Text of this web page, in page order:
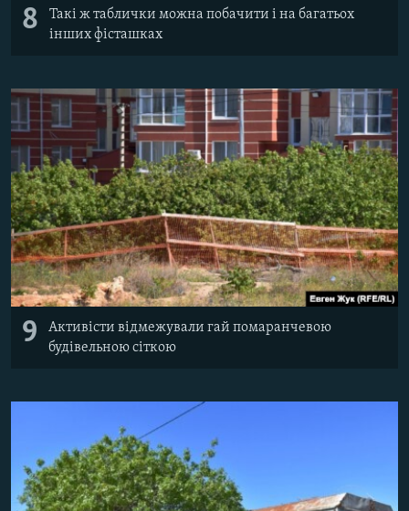
8
Такі ж таблички можна побачити і на багатьох
інших фісташках
9
Активісти відмежували гай помаранчевою
будівельною сіткою